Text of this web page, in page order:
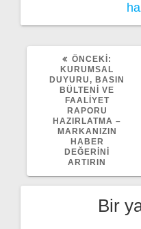
ÖNCEKI:
YAZI:
KURUMSAL
DUYURU, BASIN
BÜLTENI VE
FAALIYET
RAPORU
HAZIRLATMA –
MARKANIZIN
HABER
DEĞERINI
ARTIRIN
Bir